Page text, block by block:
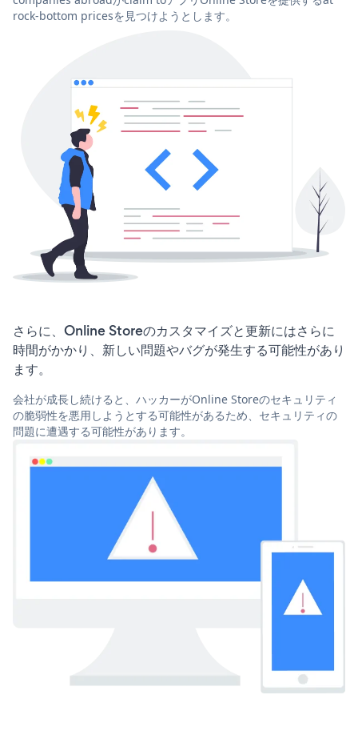
rock-bottom pricesを見つけようとします。
さらに、Online Storeのカスタマイズと更新にはさらに
時間がかかり、新しい問題やバグが発生する可能性があり
ます。
会社が成長し続けると、ハッカーがOnline Storeのセキュリティ
の脆弱性を悪用しようとする可能性があるため、セキュリティの
問題に遭遇する可能性があります。